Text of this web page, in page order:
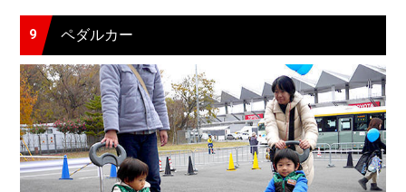
9 ペダルカー